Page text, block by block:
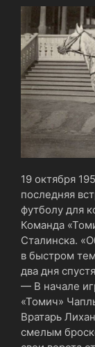
19 октября
последняя
футболу для
Команда
Сталинска.
в быстром
два дня
— В начале
«Томич»
Вратарь
смелым